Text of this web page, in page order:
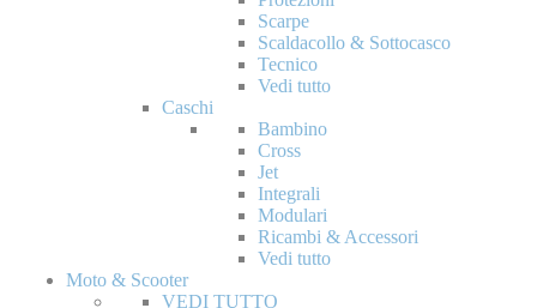
Scarpe
Scaldacollo & Sottocasco
Tecnico
Vedi tutto
Caschi
Bambino
Cross
Jet
Integrali
Modulari
Ricambi & Accessori
Vedi tutto
Moto & Scooter
VEDI TUTTO